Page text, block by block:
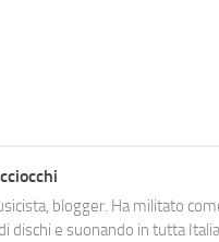
blogger. Ha militato
dischi e suonando in tutta